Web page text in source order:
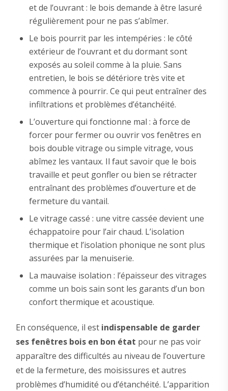
et de l’ouvrant : le bois demande à être lasuré
régulièrement pour ne pas s’abîmer.
Le bois pourrit par les intempéries : le côté
extérieur de l’ouvrant et du dormant sont
exposés au soleil comme à la pluie. Sans
entretien, le bois se détériore très vite et
commence à pourrir. Ce qui peut entraîner des
infiltrations et problèmes d’étanchéité.
L’ouverture qui fonctionne mal : à force de
forcer pour fermer ou ouvrir vos fenêtres en
bois double vitrage ou simple vitrage, vous
abîmez les vantaux. Il faut savoir que le bois
travaille et peut gonfler ou bien se rétracter
entraînant des problèmes d’ouverture et de
fermeture du vantail.
Le vitrage cassé : une vitre cassée devient une
échappatoire pour l’air chaud. L’isolation
thermique et l’isolation phonique ne sont plus
assurées par la menuiserie.
La mauvaise isolation : l’épaisseur des vitrages
comme un bois sain sont les garants d’un bon
confort thermique et acoustique.
En conséquence, il est indispensable de garder
ses fenêtres bois en bon état pour ne pas voir
apparaître des difficultés au niveau de l’ouverture
et de la fermeture, des moisissures et autres
problèmes d’humidité ou d’étanchéité. L’apparition